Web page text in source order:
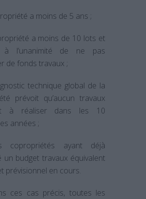
a moins de 5 ans ;
a moins de 10 lots et
l’unanimité de ne pas
de fonds travaux ;
technique global de la
prévoit qu’aucun travaux
à réaliser dans les 10
années ;
ayant déjà
un budget travaux équivalent
prévisionnel en cours.
ces cas précis, toutes les